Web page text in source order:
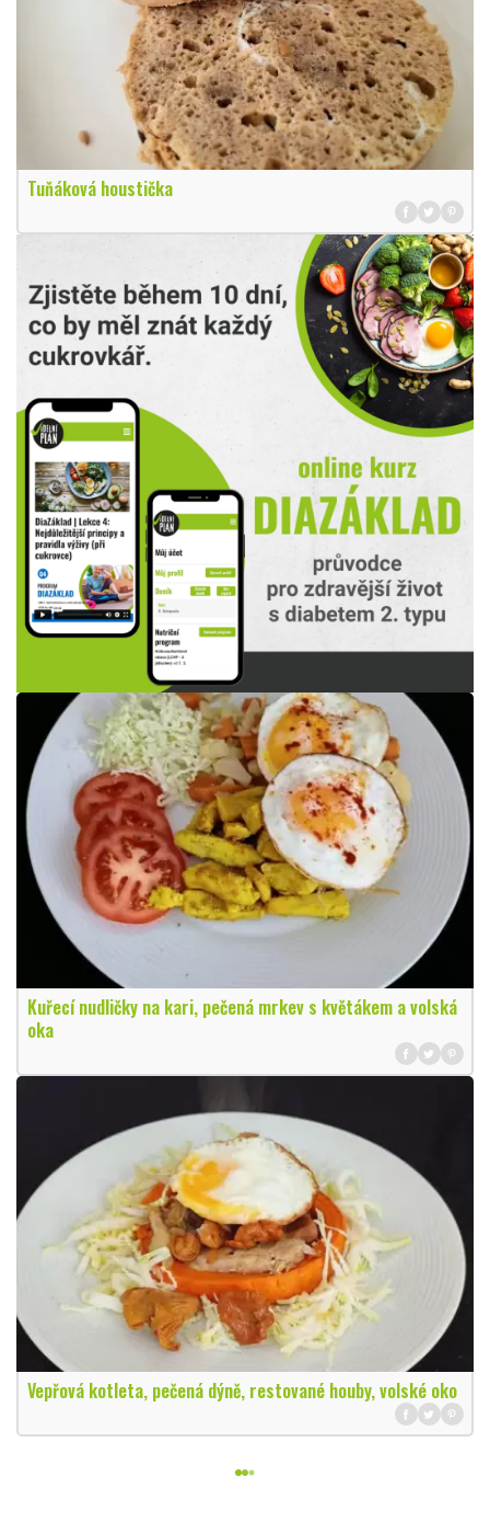
Tuňáková houstička
Kuřecí nudličky na kari, pečená mrkev s květákem a volská
oka
Vepřová kotleta, pečená dýně, restované houby, volské oko